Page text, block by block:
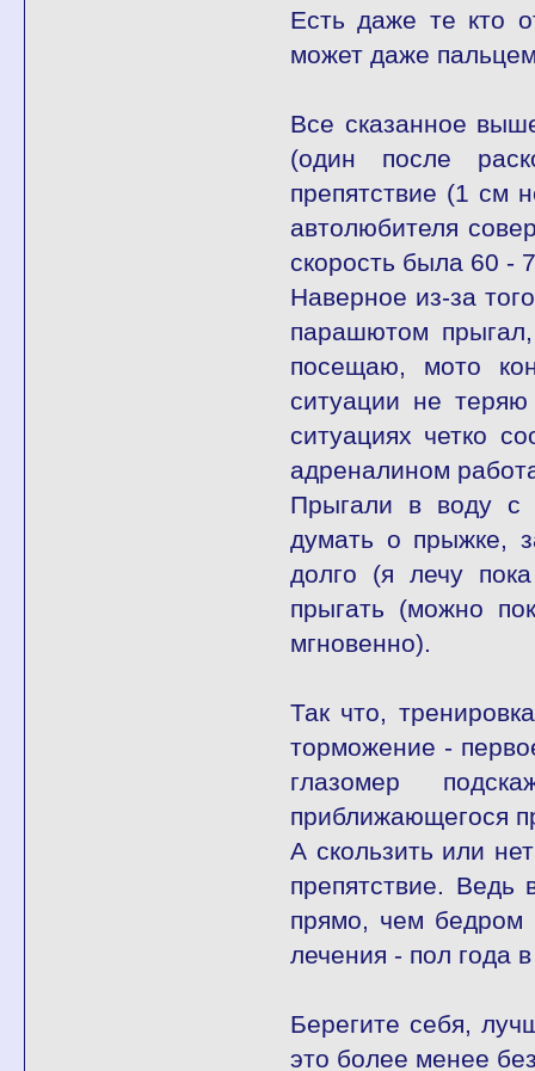
Есть даже те кто
может даже
Все сказанное
(один после
препятствие (1 см
автолюбителя
скорость была 60 -
Наверное из-за
парашютом
посещаю, мото
ситуации не
ситуациях четко
адреналином
Прыгали в воду с
думать о прыжке,
долго (я лечу
прыгать (можно
мгновенно).
Так что,
торможение -
глазомер
приближающегося
А скользить или
препятствие. Ведь
прямо, чем
лечения - пол года
Берегите себя,
это более менее